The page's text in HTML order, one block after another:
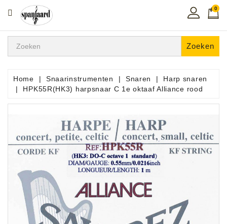
CATEGORIE
Home
In
De
Instrumenten
Snaarinstrumenten
Audio
0
Zoeken
Home Snaarinstrumenten Snaren
Harp snaren
HPK55R(HK3) harpsnaar C 1e oktaaf Alliance rood